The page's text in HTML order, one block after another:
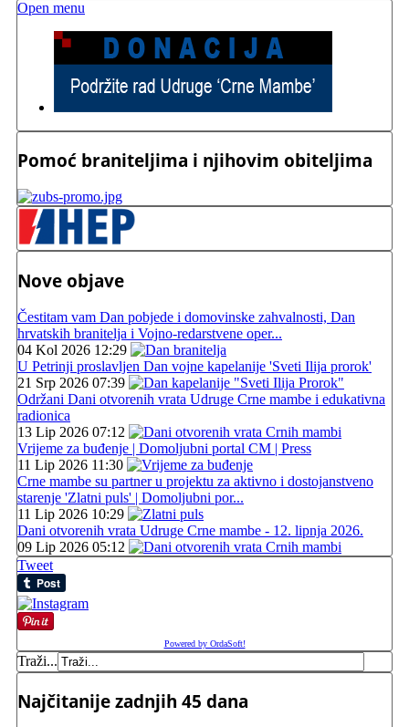
Open menu
Pomoć braniteljima i njihovim obiteljima
Nove objave
Čestitam vam Dan pobjede i domovinske zahvalnosti, Dan
hrvatskih branitelja i Vojno-redarstvene oper...
04 Kol 2026 12:29
U Petrinji proslavljen Dan vojne kapelanije 'Sveti Ilija prorok'
21 Srp 2026 07:39
Održani Dani otvorenih vrata Udruge Crne mambe i edukativna
radionica
13 Lip 2026 07:12
Vrijeme za buđenje | Domoljubni portal CM | Press
11 Lip 2026 11:30
Crne mambe su partner u projektu za aktivno i dostojanstveno
starenje 'Zlatni puls' | Domoljubni por...
11 Lip 2026 10:29
Dani otvorenih vrata Udruge Crne mambe - 12. lipnja 2026.
09 Lip 2026 05:12
Tweet
Powered by OrdaSoft!
Traži...
Najčitanije zadnjih 45 dana